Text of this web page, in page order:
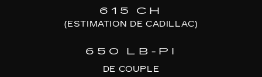
615 CH
(ESTIMATION DE CADILLAC)
650 LB-PI
DE COUPLE